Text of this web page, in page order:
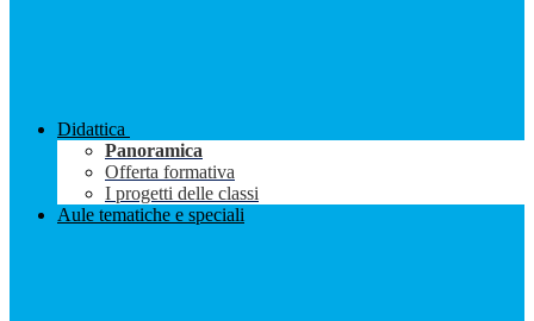
Didattica
Panoramica
Offerta formativa
I progetti delle classi
Aule tematiche e speciali